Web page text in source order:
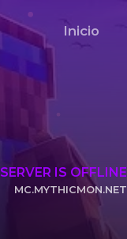
Inicio
SERVER IS OFFLINE
MC.MYTHICMON.NET